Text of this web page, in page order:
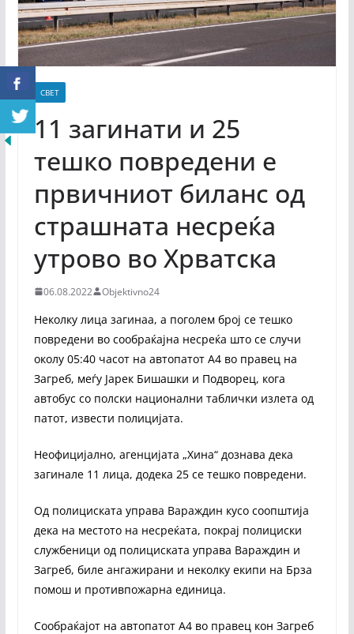
СВЕТ
11 загинати и 25
тешко повредени е
првичниот биланс од
страшната несреќа
утрово во Хрватска
06.08.2022 Objektivno24
Неколку лица загинаа, а поголем број се тешко
повредени во сообраќајна несреќа што се случи
околу 05:40 часот на автопатот А4 во правец на
Загреб, меѓу Јарек Бишашки и Подворец, кога
автобус со полски национални таблички излета од
патот, извести полицијата.
Неофицијално, агенцијата „Хина“ дознава дека
загинале 11 лица, додека 25 се тешко повредени.
Од полициската управа Вараждин кусо соопштија
дека на местото на несреќата, покрај полициски
службеници од полициската управа Вараждин и
Загреб, биле ангажирани и неколку екипи на Брза
помош и противпожарна единица.
Сообраќајот на автопатот А4 во правец кон Загреб